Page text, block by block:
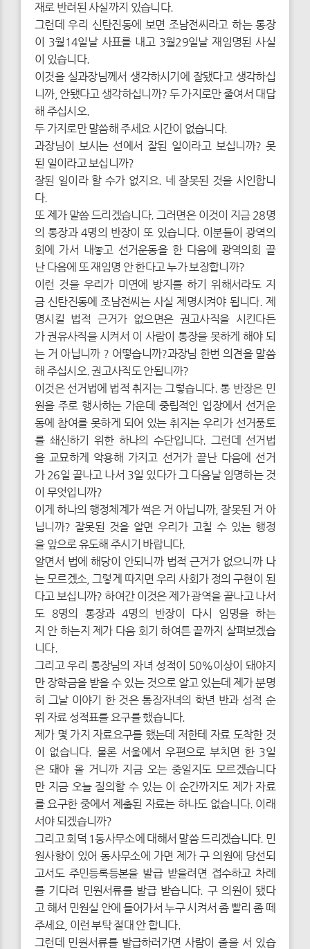
재로 반려된 사실까지 있습니다.
그런데 우리 신탄진동에 보면 조남전씨라고 하는 통장
이 3월14일날 사표를 내고 3월29일날 재임명된 사실
이 있습니다.
이것을 실과장님께서 생각하시기에 잘됐다고 생각하십
니까, 안됐다고 생각하십니까? 두 가지로만 줄여서 대답
해 주십시오.
두 가지로만 말씀해 주세요 시간이 없습니다.
과장님이 보시는 선에서 잘된 일이라고 보십니까? 못
된 일이라고 보십니까?
잘된 일이라 할 수가 없지요. 네 잘못된 것을 시인합니
다.
또 제가 말씀 드리겠습니다. 그러면은 이것이 지금 28명
의 통장과 4명의 반장이 또 있습니다. 이분들이 광역의
회에 가서 내놓고 선거운동을 한 다음에 광역의회 끝
난 다음에 또 재임명 안 한다고 누가 보장합니까?
이런 것을 우리가 미연에 방지를 하기 위해서라도 지
금 신탄진동에 조남전씨는 사실 제명시켜야 됩니다. 제
명시킬 법적 근거가 없으면은 권고사직을 시킨다든
가 권유사직을 시켜서 이 사람이 통장을 못하게 해야 되
는 거 아닙니까 ? 어떻습니까?과장님 한번 의견을 말씀
해 주십시오. 권고사직도 안됩니까?
이것은 선거법에 법적 취지는 그렇습니다. 통 반장은 민
원을 주로 행사하는 가운데 중립적인 입장에서 선거운
동에 참여를 못하게 되어 있는 취지는 우리가 선거풍토
를 쇄신하기 위한 하나의 수단입니다. 그런데 선거법
을 교묘하게 악용해 가지고 선거가 끝난 다음에 선거
가 26일 끝나고 나서 3일 있다가 그 다음날 임명하는 것
이 무엇입니까?
이게 하나의 행정체계가 썩은 거 아닙니까, 잘못된 거 아
닙니까? 잘못된 것을 알면 우리가 고칠 수 있는 행정
을 앞으로 유도해 주시기 바랍니다.
알면서 법에 해당이 안되니까 법적 근거가 없으니까 나
는 모르겠소, 그렇게 따지면 우리 사회가 정의 구현이 된
다고 보십니까? 하여간 이것은 제가 광역을 끝나고 나서
도 8명의 통장과 4명의 반장이 다시 임명을 하는
지 안 하는지 제가 다음 회기 하여튼 끝까지 살펴보겠습
니다.
그리고 우리 통장님의 자녀 성적이 50%이상이 돼야지
만 장학금을 받을 수 있는 것으로 알고 있는데 제가 분명
히 그날 이야기 한 것은 통장자녀의 학년 반과 성적 순
위 자료 성적표를 요구를 했습니다.
제가 몇 가지 자료요구를 했는데 저한테 자료 도착한 것
이 없습니다. 물론 서울에서 우편으로 부치면 한 3일
은 돼야 올 거니까 지금 오는 중일지도 모르겠습니다
만 지금 오늘 질의할 수 있는 이 순간까지도 제가 자료
를 요구한 중에서 제출된 자료는 하나도 없습니다. 이래
서야 되겠습니까?
그리고 회덕 1동사무소에 대해서 말씀 드리겠습니다. 민
원사항이 있어 동사무소에 가면 제가 구 의원에 당선되
고서도 주민등록등본을 발급 받을려면 접수하고 차례
를 기다려 민원서류를 발급 받습니다. 구 의원이 됐다
고 해서 민원실 안에 들어가서 누구 시켜서 좀 빨리 좀 떼
주세요, 이런 부탁 절대 안 합니다.
그런데 민원서류를 발급하러가면 사람이 줄을 서 있습